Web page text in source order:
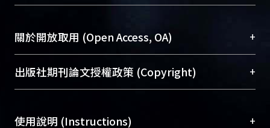
成果。
To permanently archive and promote researcher
profiles and scholarly works, Library integrates the
services of “NTU Repository” with “Academic
Sciences Library)
關於開放取用 (Open Access, OA) +
開放取用是從使用者角度提升資訊取用性的社會運
動，應用在學術研究上是透過將研究著作公開供使
用逐年攀升。同時可加速研究發展、提升研究影響
出版社期刊論文授權政策 (Copyright) +
含部分內容的版權非匯入者所有，或由第三方贊
使用說明 (Instructions) +